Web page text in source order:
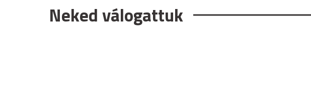
Neked válogattuk